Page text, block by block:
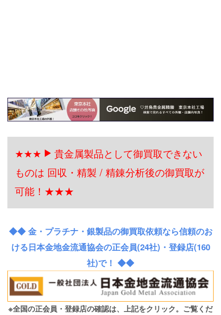
★★★
貴金属製品として御買取できない
ものは 回収・精製 / 精錬分析後の御買取が
可能！★★★
◆◆ 金・プラチナ・銀製品の御買取依頼なら信頼のお
ける日本金地金流通協会の正会員(24社)・登録店(160
社)で！ ◆◆
※全国の正会員・登録店の確認は、上記をクリック。ご覧くだ